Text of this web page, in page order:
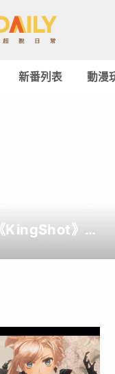
新番列表 動漫
KingShot》再